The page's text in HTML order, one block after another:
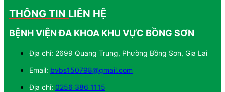
THÔNG TIN LIÊN HỆ
BỆNH VIỆN ĐA KHOA KHU VỰC BỒNG SƠN
Địa chỉ: 2699 Quang Trung, Phường Bồng Sơn, Gia Lai
Email: bvbs150798@gmail.com
Địa chỉ: 0256 386 1115